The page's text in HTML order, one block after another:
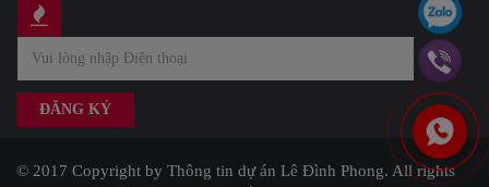
© 2017 Copyright by Thông tin dự án Lê Đình Phong. All rights